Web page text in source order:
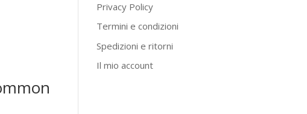
Privacy Policy
Termini e condizioni
Spedizioni e ritorni
Il mio account